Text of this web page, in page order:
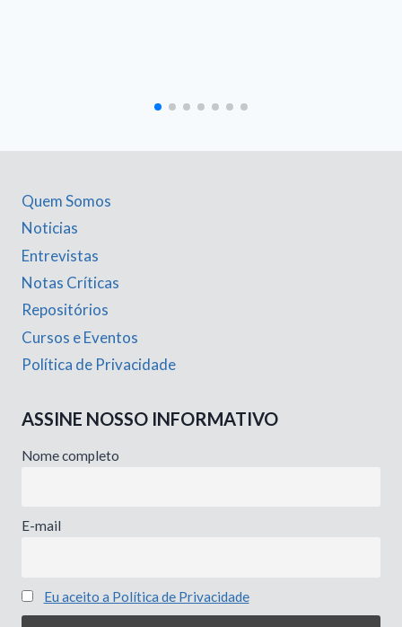
Quem Somos
Noticias
Entrevistas
Notas Críticas
Repositórios
Cursos e Eventos
Política de Privacidade
ASSINE NOSSO INFORMATIVO
Nome completo
E-mail
Eu aceito a Política de Privacidade